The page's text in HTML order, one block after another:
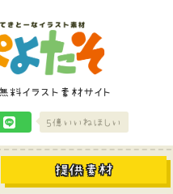
料イラスト素材サイト
5億いいねほしい
提供素材